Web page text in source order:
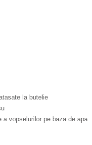
la butelie
a vopselurilor pe baza de apa